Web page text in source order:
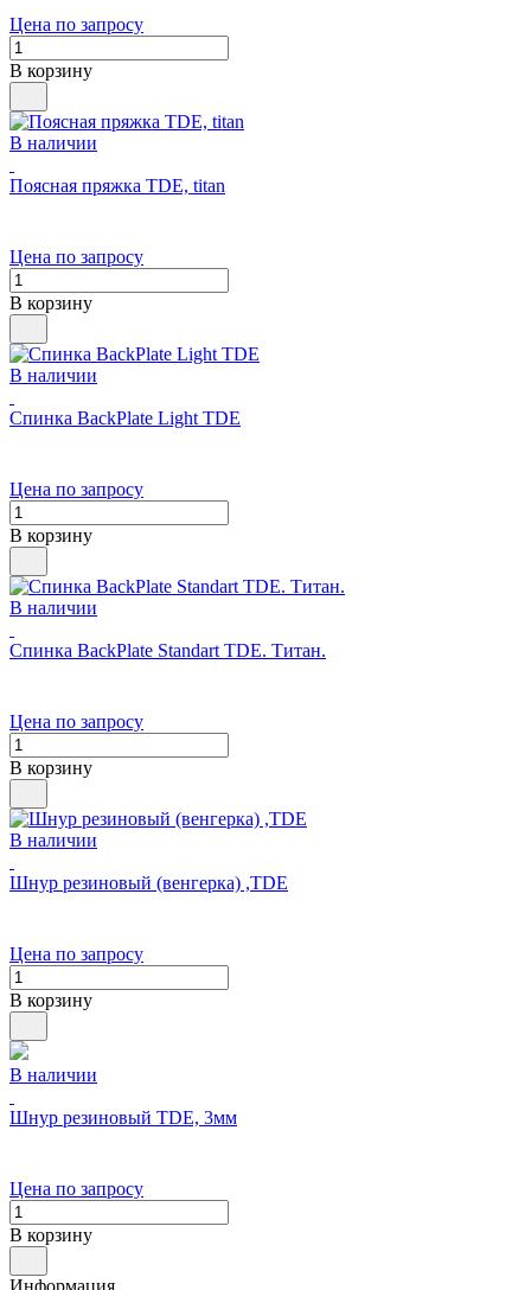
Цена по запросу
В корзину
В наличии
Поясная пряжка TDE, titan
Цена по запросу
В корзину
В наличии
Спинка BackPlate Light TDE
Цена по запросу
В корзину
В наличии
Спинка BackPlate Standart TDE. Титан.
Цена по запросу
В корзину
В наличии
Шнур резиновый (венгерка) ,TDE
Цена по запросу
В корзину
В наличии
Шнур резиновый TDE, 3мм
Цена по запросу
В корзину
Информация